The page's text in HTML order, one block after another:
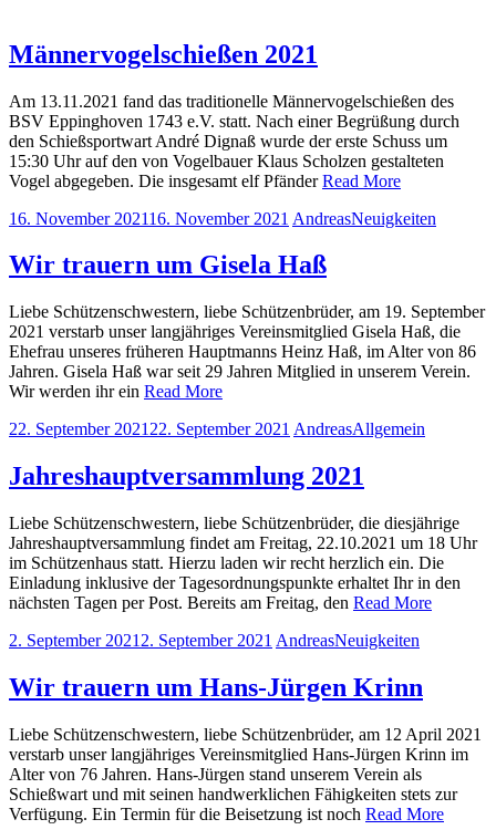
Männervogelschießen 2021
Am 13.11.2021 fand das traditionelle Männervogelschießen des
BSV Eppinghoven 1743 e.V. statt. Nach einer Begrüßung durch
den Schießsportwart André Dignaß wurde der erste Schuss um
15:30 Uhr auf den von Vogelbauer Klaus Scholzen gestalteten
Vogel abgegeben. Die insgesamt elf PfänderRead More
16. November 202116. November 2021 AndreasNeuigkeiten
Wir trauern um Gisela Haß
Liebe Schützenschwestern, liebe Schützenbrüder, am 19. September
2021 verstarb unser langjähriges Vereinsmitglied Gisela Haß, die
Ehefrau unseres früheren Hauptmanns Heinz Haß, im Alter von 86
Jahren. Gisela Haß war seit 29 Jahren Mitglied in unserem Verein.
Wir werden ihr ein Read More
22. September 2021 22. September 2021 AndreasAllgemein
Jahreshauptversammlung 2021
Liebe Schützenschwestern, liebe Schützenbrüder, die diesjährige
Jahreshauptversammlung findet am Freitag, 22.10.2021 um 18 Uhr
im Schützenhaus statt. Hierzu laden wir recht herzlich ein. Die
Einladung inklusive der Tagesordnungspunkte erhaltet Ihr in den
nächsten Tagen per Post. Bereits am Freitag, den Read More
2. September 2021 2. September 2021 AndreasNeuigkeiten
Wir trauern um Hans-Jürgen Krinn
Liebe Schützenschwestern, liebe Schützenbrüder, am 12 April 2021
verstarb unser langjähriges Vereinsmitglied Hans-Jürgen Krinn im
Alter von 76 Jahren. Hans-Jürgen stand unserem Verein als
Schießwart und mit seinen handwerklichen Fähigkeiten stets zur
Verfügung. Ein Termin für die Beisetzung ist noch Read More